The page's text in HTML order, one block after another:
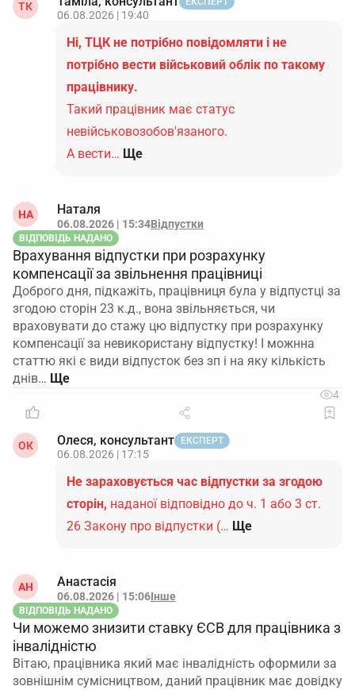
ТК
06.08.2026 | 19:40
Ні, ТЦК не потрібно повідомляти і не
потрібно вести військовий облік по такому
працівнику.
Такий працівник має статус
невійськовозобов'язаного.
А вести… Ще
НА Наталя
06.08.2026 | 15:34Відпустки
ВІДПОВІДЬ НАДАНО
Врахування відпустки при розрахунку
компенсації за звільнення працівниці
Доброго дня, підкажіть, працівниця була у відпустці за
згодою сторін 23 к.д., вона звільняється, чи
враховувати до стажу цю відпустку при розрахунку
компенсації за невикористану відпустку! І можнна
статтю які є види відпусток без зп і на яку кількість
днів…
4
ОК Олеся, консультант ЕКСПЕРТ
06.08.2026 | 17:15
Не зараховується час відпустки за згодою
сторін, наданої відповідно до ч. 1 або 3 ст.
26 Закону про відпустки (… Ще
АН Анастасія
06.08.2026 | 15:06Інше
ВІДПОВІДЬ НАДАНО
Чи можемо знизити ставку ЄСВ для працівника з
інвалідністю
Вітаю, працівника який має інвалідність оформили за
зовнішнім сумісництвом, даний працівник має довідку